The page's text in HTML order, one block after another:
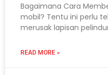
Bagaimana Cara
mobil? Tentu ini perlu
merusak lapisan
READ MORE »